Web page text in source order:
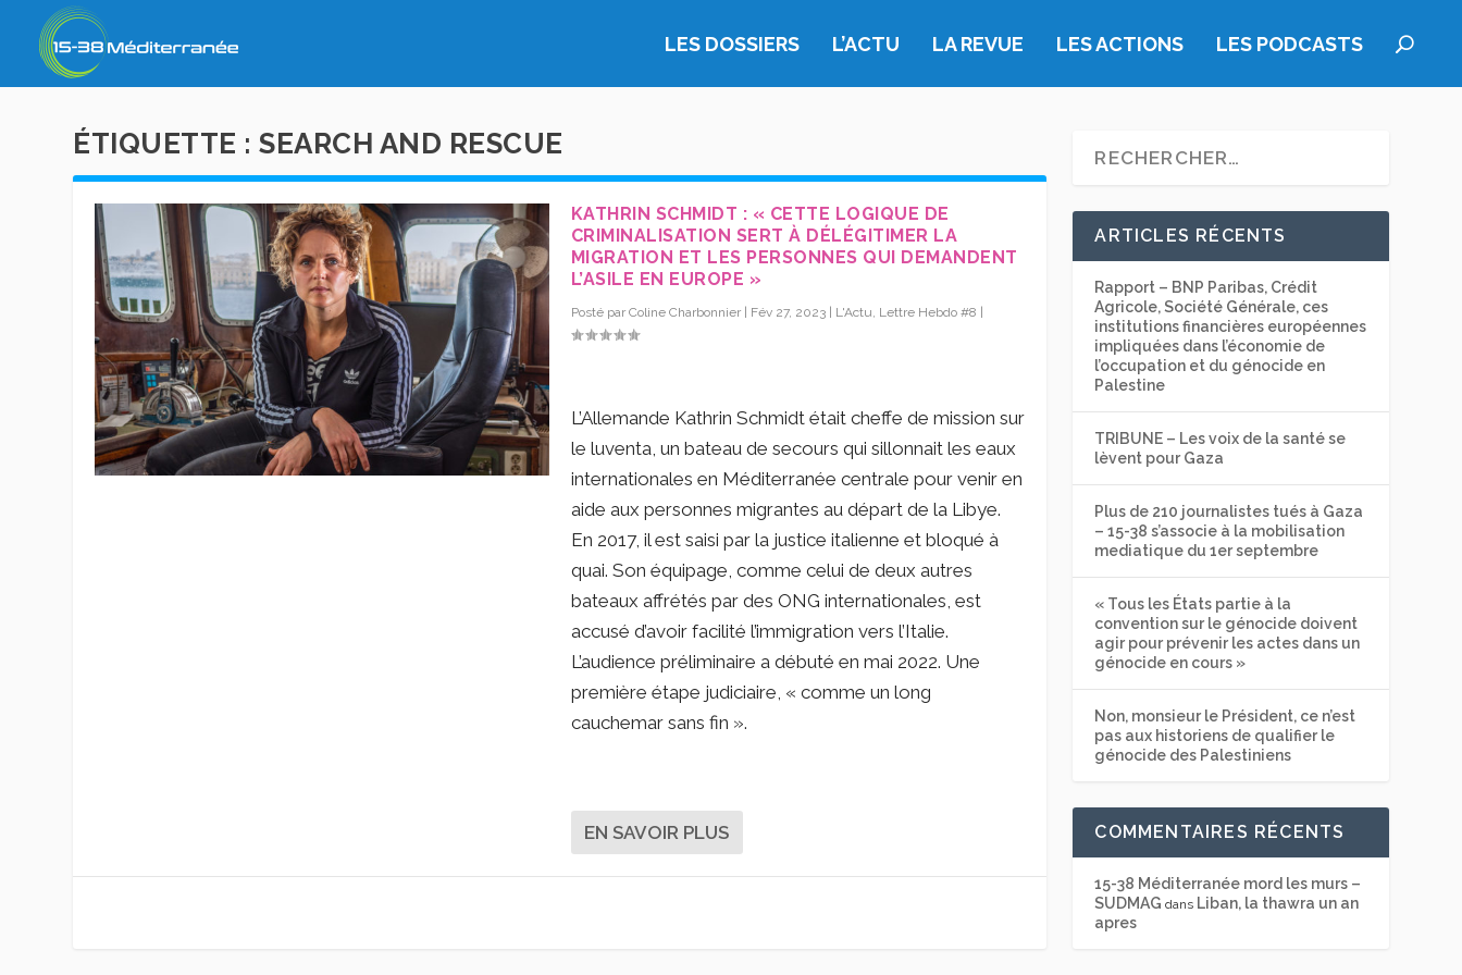
LES DOSSIERS L’ACTU LA REVUE LES ACTIONS LES PODCASTS
ÉTIQUETTE :SEARCH AND RESCUE
KATHRIN SCHMIDT : « CETTE LOGIQUE DE
CRIMINALISATION SERT À DÉLÉGITIMER LA
MIGRATION ET LES PERSONNES QUI DEMANDENT
L’ASILE EN EUROPE »
Posté par Coline Charbonnier| Fév 27, 2023| L'Actu, Lettre Hebdo #8
L’Allemande Kathrin Schmidt était cheffe de mission sur
le luventa, un bateau de secours qui sillonnait les eaux
internationales en Méditerranée centrale pour venir en
aide aux personnes migrantes au départ de la Libye.
En 2017, il est saisi par la justice italienne et bloqué à
quai. Son équipage, comme celui de deux autres
bateaux affrétés par des ONG internationales, est
accusé d’avoir facilité l’immigration vers l’Italie.
L’audience préliminaire a débuté en mai 2022. Une
première étape judiciaire, « comme un long
cauchemar sans fin ».
EN SAVOIR PLUS
ARTICLES RÉCENTS
Rapport – BNP Paribas, Crédit
Agricole, Société Générale, ces
institutions financières européennes
impliquées dans l’économie de
l’occupation et du génocide en
Palestine
TRIBUNE – Les voix de la santé se
lèvent pour Gaza
Plus de 210 journalistes tués à Gaza
– 15-38 s’associe à la mobilisation
mediatique du 1er septembre
« Tous les États partie à la
convention sur le génocide doivent
agir pour prévenir les actes dans un
génocide en cours »
Non, monsieur le Président, ce n’est
pas aux historiens de qualifier le
génocide des Palestiniens
COMMENTAIRES RÉCENTS
15-38 Méditerranée mord les murs –
SUDMAG dans Liban, la thawra un an
apres